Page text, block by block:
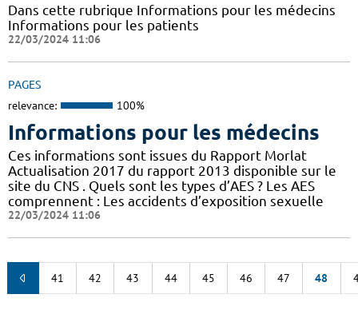
Dans cette rubrique Informations pour les médecins
Informations pour les patients
22/03/2024 11:06
PAGES
relevance: 100%
Informations pour les médecins
Ces informations sont issues du Rapport Morlat
Actualisation 2017 du rapport 2013 disponible sur le
site du CNS . Quels sont les types d’AES ? Les AES
comprennent : Les accidents d’exposition sexuelle
22/03/2024 11:06
41 42 43 44 45 46 47 48